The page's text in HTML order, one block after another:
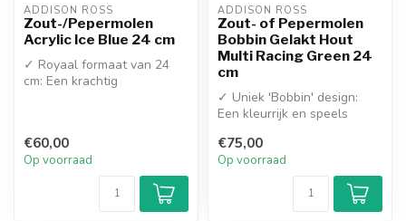
ADDISON ROSS
Zout-/Pepermolen
Acrylic Ice Blue 24 cm
✓ Royaal formaat van 24
cm: Een krachtig
€60,00
Op voorraad
ADDISON ROSS
Zout- of Pepermolen
Bobbin Gelakt Hout
Multi Racing Green 24
cm
✓ Uniek 'Bobbin' design:
Een kleurrijk en speels
✓ Geleverd ...
€75,00
Op voorraad